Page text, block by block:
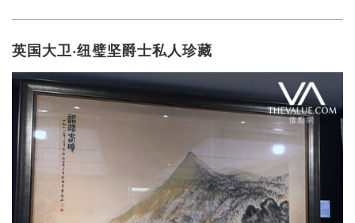
英国大卫‧纽璧坚爵士私人珍藏